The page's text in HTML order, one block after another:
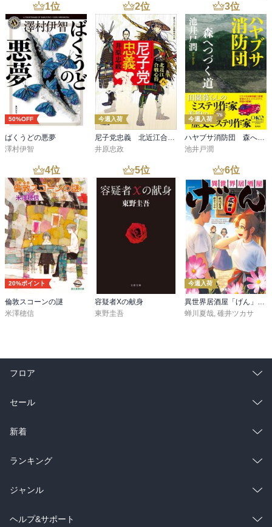
1位
50%OFF
ばくうどの悪夢
澤村伊智
2位
今週入荷
尼子党忠義 北近江合戦心得〈八〉
井原忠政
3位
今週入荷
ハヤブサ消防団 森へつづく道
池井戸潤
4位
20%ポイント
倫敦スコーンの謎
米澤穂信
5位
容疑者Xの献身
東野圭吾
6位
今週入荷
蝉川夏哉 碓井ツカサ
フロア
総合
ラノベ
雑誌・グラビア
BL・TL
セール
総合
ラノベ
雑誌・グラビア
BL・TL
新着
総合
ラノベ
雑誌・グラビア
ランキング
総合
ラノベ
ジャンル
コミック
ヘルプ&サポート